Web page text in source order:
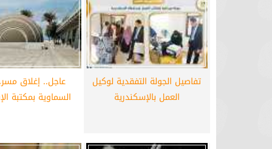
تفاصيل الجولة التفقدية لوكيل
العمل بالإسكندرية
عاجل.. إغلاق
السماوية بمكتبة